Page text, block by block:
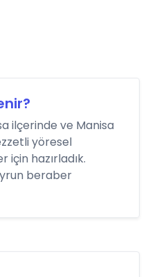
ilçerinde ve Manisa
yöresel
hazırladık.
beraber